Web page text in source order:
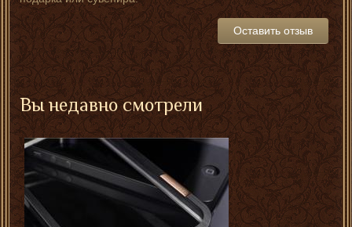
Оставить отзыв
Вы недавно смотрели